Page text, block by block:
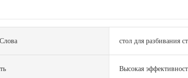
стол для разбивания
Высокая